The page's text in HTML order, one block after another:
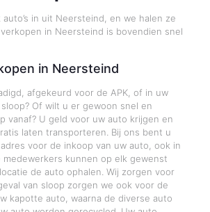
in uit Neersteind, en we halen ze
in Neersteind is bovendien snel
in Neersteind
afgekeurd voor de APK, of in uw
Of wilt u er gewoon snel en
vanaf? U geld voor uw auto krijgen en
laten transporteren. Bij ons bent u
voor de inkoop van uw auto, ook in
medewerkers kunnen op elk gewenst
de auto ophalen. Wij zorgen voor
van sloop zorgen we ook voor de
kapotte auto, waarna de diverse auto